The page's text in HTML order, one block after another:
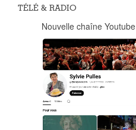
TÉLÉ & RADIO
Nouvelle chaîne Youtube